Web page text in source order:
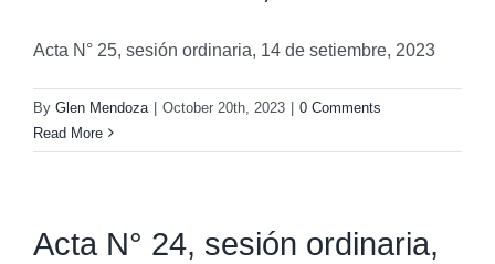
Acta N° 25, sesión ordinaria, 14 de setiembre, 2023
By Glen Mendoza October 20th, 2023
0 Comments
Read More
Acta N° 24, sesión ordinaria,